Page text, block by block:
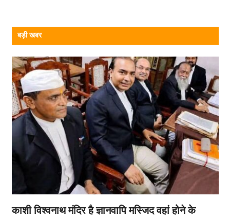
बड़ी खबर
काशी विश्वनाथ मंदिर है ज्ञानवापि मस्जिद वहां होने के